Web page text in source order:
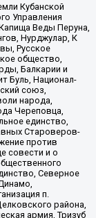
Кубанской
Управления
Веды Перуна,
Нурджулар, К
Русское
общество,
Балкарии и
Буль, Национал-
союз,
народа,
Череповца,
единство,
Староверов-
против
совести и о
Северное
п.
района,
армия, Тризуб